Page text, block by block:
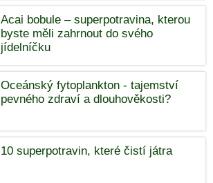
Acai bobule – superpotravina, kterou
byste měli zahrnout do svého
jídelníčku
Oceánský fytoplankton - tajemství
pevného zdraví a dlouhověkosti?
10 superpotravin, které čistí játra